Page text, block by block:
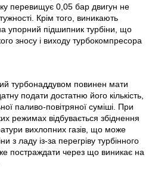
перевищує 0,05 бар двигун не
Крім того, виникають
упорний підшипник турбіни, що
зносу і виходу турбокомпресора
турбонаддувом повинен мати
подати достатню його кількість,
паливо-повітряної суміші. При
режимах відбувається збіднення
вихлопних газів, що може
з ладу із-за перегріву турбінного
постраждати через що виникає на